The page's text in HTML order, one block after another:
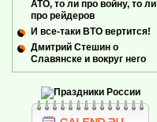
АТО, то ли про войну, то ли
про рейдеров
И все-таки ВТО вертится!
Дмитрий Стешин о
Славянске и вокруг него